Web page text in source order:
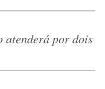
atenderá por dois